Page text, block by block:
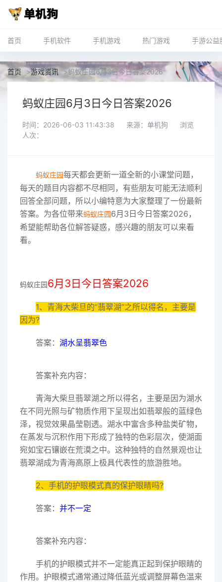
首页 手机软件 手机游戏 热门游戏 手游公益
首页 >游戏资讯 >蚂蚁庄园6月3日今日答案2026
蚂蚁庄园6月3日今日答案2026
时间：2026-06-03 11:43:38 来源：单机狗
浏览
人次：
蚂蚁庄园每天都会更新一道全新的小课堂问题，
每天的题目内容都不尽相同，有些朋友可能无法顺利
回答全部问题，所以小编特意为大家整理了一份最新
答案。为各位带来蚂蚁庄园6月3日今日答案2026，
希望能帮助各位解答疑惑，感兴趣的朋友可以来看
看。
蚂蚁庄园6月3日今日答案2026
1、青海大柴旦的“翡翠湖”之所以得名，主要是
因为?
答案： 湖水呈翡翠色
答案补充内容：
青海大柴旦翡翠湖之所以得名，主要是因为湖水
在不同光照与矿物质作用下呈现出如翡翠般的蓝绿色
泽，视觉效果晶莹剔透。湖水中富含多种盐类矿物，
在蒸发与沉积作用下形成了独特的色彩层次，使湖面
宛如宝石镶嵌在荒漠之中。这种独特的自然景观也让
翡翠湖成为青海高原上极具代表性的旅游胜地。
2、手机的护眼模式真的保护眼睛吗?
答案： 并不一定
答案补充内容：
手机的护眼模式并不一定能真正起到保护眼睛的
作用。护眼模式通常通过降低蓝光或调整屏幕色温来